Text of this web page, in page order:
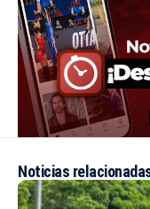
Noticias